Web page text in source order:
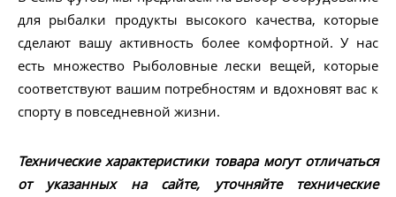
для рыбалки продукты высокого качества, которые
сделают вашу активность более комфортной. У нас
есть множество Рыболовные лески вещей, которые
соответствуют вашим потребностям и вдохновят вас к
спорту в повседневной жизни.
Технические характеристики товара могут отличаться
от указанных на сайте, уточняйте технические